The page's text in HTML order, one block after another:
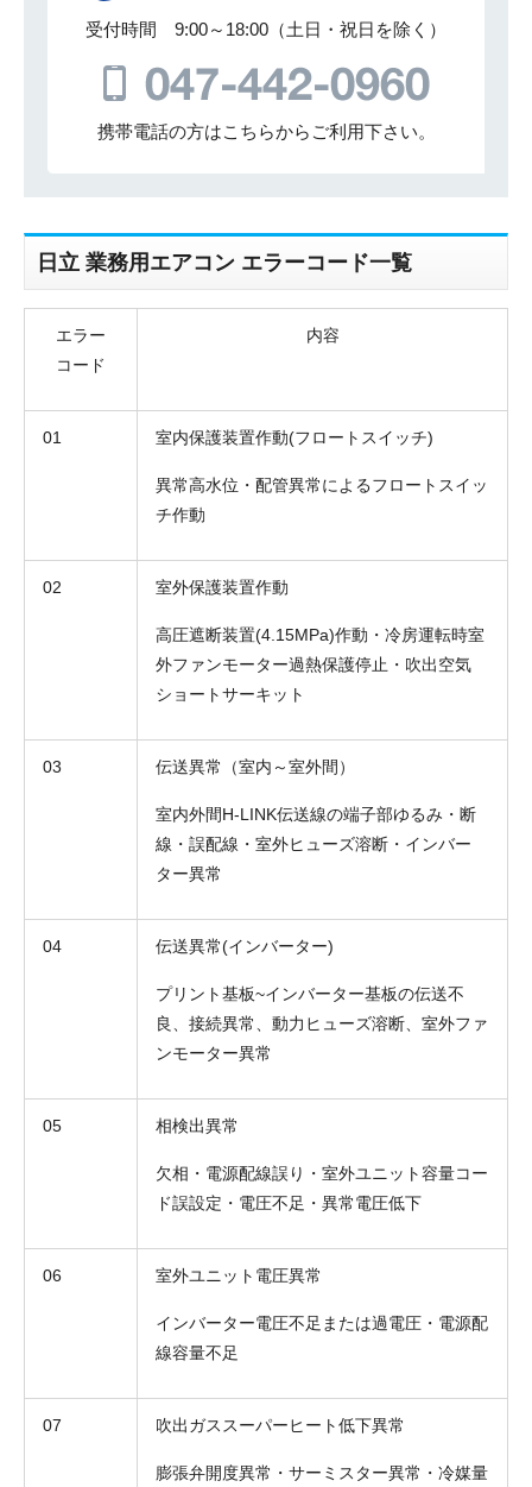
受付時間 9:00～18:00（土日・祝日を除く）
携帯電話の方はこちらからご利用下さい。
日立 業務用エアコン エラーコード一覧
エラー
コード
内容
01 室内保護装置作動(フロートスイッチ)
異常高水位・配管異常によるフロートスイッ
チ作動
02 室外保護装置作動
高圧遮断装置(4.15MPa)作動・冷房運転時室
外ファンモーター過熱保護停止・吹出空気
ショートサーキット
03 伝送異常（室内～室外間）
室内外間H-LINK伝送線の端子部ゆるみ・断
線・誤配線・室外ヒューズ溶断・インバー
ター異常
04 伝送異常(インバーター)
プリント基板~インバーター基板の伝送不
良、接続異常、動力ヒューズ溶断、室外ファ
ンモーター異常
05 相検出異常
欠相・電源配線誤り・室外ユニット容量コー
ド誤設定・電圧不足・異常電圧低下
06 室外ユニット電圧異常
インバーター電圧不足または過電圧・電源配
線容量不足
07 吹出ガススーパーヒート低下異常
膨張弁開度異常・サーミスター異常・冷媒量